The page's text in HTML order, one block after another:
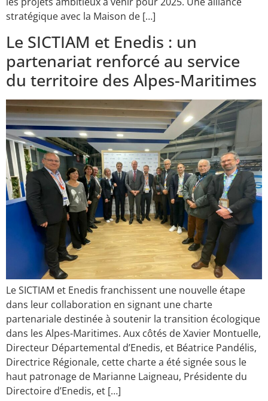
stratégique avec la Maison de […]
Le SICTIAM et Enedis : un
partenariat renforcé au service
du territoire des Alpes-Maritimes
Le SICTIAM et Enedis franchissent une nouvelle étape
dans leur collaboration en signant une charte
partenariale destinée à soutenir la transition écologique
dans les Alpes-Maritimes. Aux côtés de Xavier Montuelle,
Directeur Départemental d’Enedis, et Béatrice Pandélis,
Directrice Régionale, cette charte a été signée sous le
haut patronage de Marianne Laigneau, Présidente du
Directoire d’Enedis, et […]